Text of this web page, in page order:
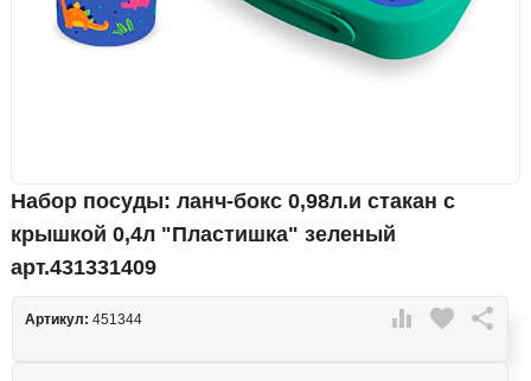
Набор посуды: ланч-бокс 0,98л.и стакан с
крышкой 0,4л "Пластишка" зеленый
арт.431331409
 favorite 
Артикул: 451344